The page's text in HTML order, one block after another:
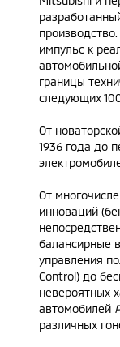
импульс к
границы
следующих
От
1936 года до
От
инноваций
балансирные
управления
Control) до
невероятных
автомобилей
различных